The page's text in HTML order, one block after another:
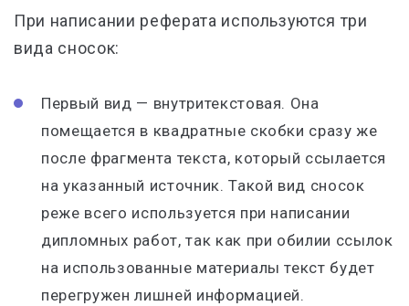
При написании реферата используются три
вида сносок:
Первый вид — внутритекстовая. Она
помещается в квадратные скобки сразу же
после фрагмента текста, который ссылается
на указанный источник. Такой вид сносок
реже всего используется при написании
дипломных работ, так как при обилии ссылок
на использованные материалы текст будет
перегружен лишней информацией.